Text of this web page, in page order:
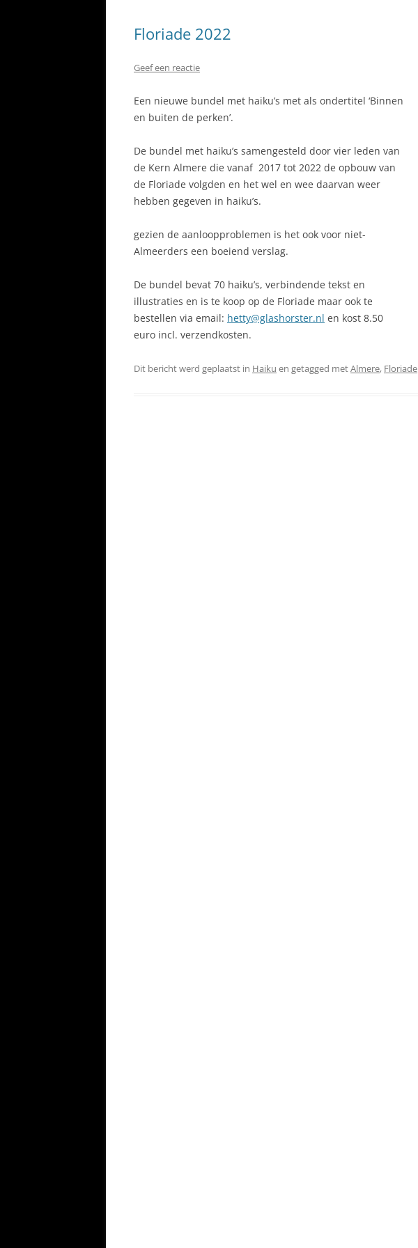
Floriade 2022
Geef een reactie
Een nieuwe bundel met haiku’s met als ondertitel ‘Binnen
en buiten de perken’.
De bundel met haiku’s samengesteld door vier leden van
de Kern Almere die vanaf 2017 tot 2022 de opbouw van
de Floriade volgden en het wel en wee daarvan weer
hebben gegeven in haiku’s.
gezien de aanloopproblemen is het ook voor niet-
Almeerders een boeiend verslag.
De bundel bevat 70 haiku’s, verbindende tekst en
illustraties en is te koop op de Floriade maar ook te
bestellen via email: hetty@glashorster.nl en kost 8.50
euro incl. verzendkosten.
Dit bericht werd geplaatst in Haiku en getagged metAlmere, Floriade